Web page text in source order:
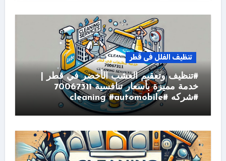
تنظيف الفلل فى قطر
#تنظيف وتعقيم العشب الأخضر في قطر |
خدمة مميزة بأسعار تنافسية 70067311
#شركه #cleaning #automobile